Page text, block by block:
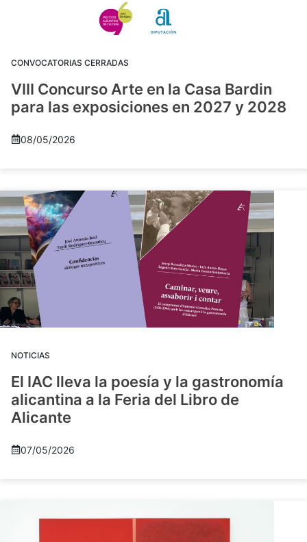
CONVOCATORIAS CERRADAS
VIII Concurso Arte en la Casa Bardin
para las exposiciones en 2027 y 2028
08/05/2026
NOTICIAS
El IAC lleva la poesía y la gastronomía
alicantina a la Feria del Libro de
Alicante
07/05/2026